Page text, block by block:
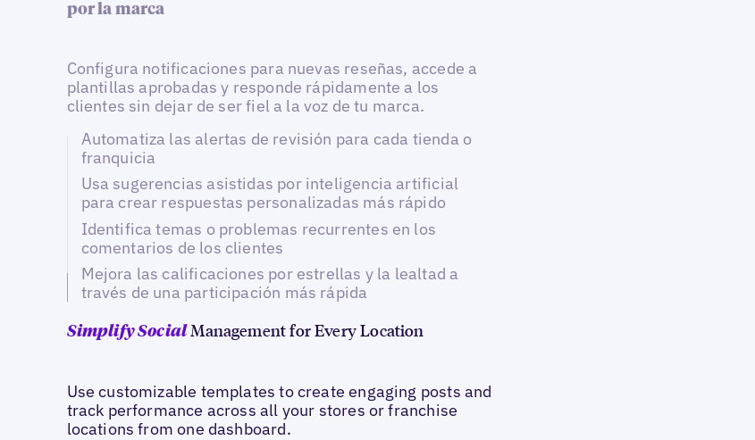
por la marca
Configura notificaciones para nuevas reseñas, accede a
plantillas aprobadas y responde rápidamente a los
clientes sin dejar de ser fiel a la voz de tu marca.
Automatiza las alertas de revisión para cada tienda o
franquicia
Usa sugerencias asistidas por inteligencia artificial
para crear respuestas personalizadas más rápido
Identifica temas o problemas recurrentes en los
comentarios de los clientes
Mejora las calificaciones por estrellas y la lealtad a
través de una participación más rápida
Simplify SocialManagement for Every Location
Use customizable templates to create engaging posts and
track performance across all your stores or franchise
locations from one dashboard.